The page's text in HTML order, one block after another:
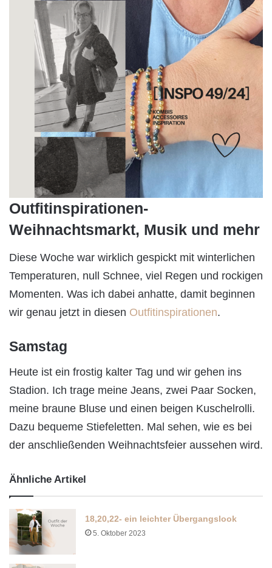
Outfitinspirationen-
Weihnachtsmarkt, Musik und mehr
Diese Woche war wirklich gespickt mit winterlichen
Temperaturen, null Schnee, viel Regen und rockigen
Momenten. Was ich dabei anhatte, damit beginnen
wir genau jetzt in diesen Outfitinspirationen.
Samstag
Heute ist ein frostig kalter Tag und wir gehen ins
Stadion. Ich trage meine Jeans, zwei Paar Socken,
meine braune Bluse und einen beigen Kuschelrolli.
Dazu bequeme Stiefeletten. Mal sehen, wie es bei
der anschließenden Weihnachtsfeier aussehen wird.
Ähnliche Artikel
18,20,22- ein leichter Übergangslook
5. Oktober 2023